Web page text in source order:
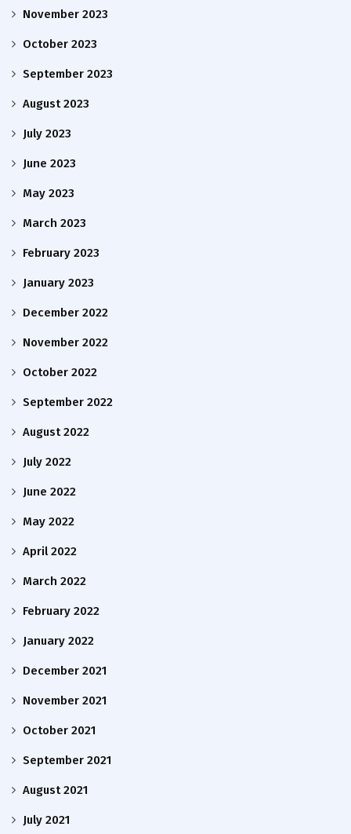
November 2023
October 2023
September 2023
August 2023
July 2023
June 2023
May 2023
March 2023
February 2023
January 2023
December 2022
November 2022
October 2022
September 2022
August 2022
July 2022
June 2022
May 2022
April 2022
March 2022
February 2022
January 2022
December 2021
November 2021
October 2021
September 2021
August 2021
July 2021